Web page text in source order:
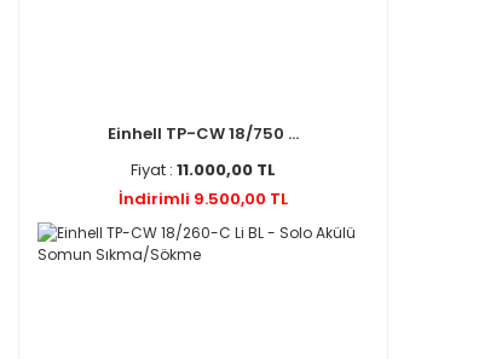
Einhell TP-CW 18/750 ...
Fiyat : 11.000,00 TL
İndirimli 9.500,00 TL